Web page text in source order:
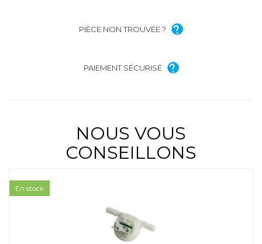
PIÈCE NON TROUVÉE ?
PAIEMENT SÉCURISÉ
NOUS VOUS
CONSEILLONS
En stock